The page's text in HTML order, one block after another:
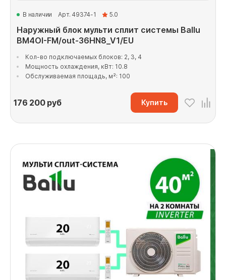
В наличии Арт. 49374-1 5.0
Наружный блок мульти сплит системы Ballu
BM4OI-FM/out-36HN8_V1/EU
Кол-во подключаемых блоков: 2, 3, 4
Мощность охлаждения, кВт: 10.8
Обслуживаемая площадь, м²: 100
176 200руб Купить